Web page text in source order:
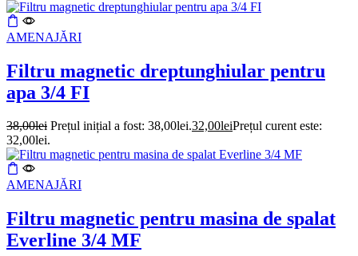
AMENAJĂRI
Filtru magnetic dreptunghiular pentru
apa 3/4 FI
38,00lei Prețul inițial a fost: 38,00lei.32,00leiPrețul curent este:
32,00lei.
AMENAJĂRI
Filtru magnetic pentru masina de spalat
Everline 3/4 MF